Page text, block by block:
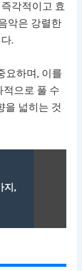
각적이고 효
악은 강렬한
.
요하며, 이를
으로 풀 수
을 넓히는 것
지,